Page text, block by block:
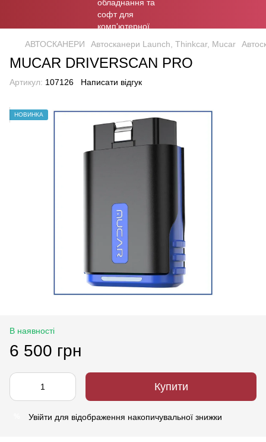
АВТОСКАНЕРИ Автосканери Launch, Thinkcar, Mucar
MUCAR DRIVERSCAN PRO
Артикул: 107126 Написати відгук
НОВИНКА
В наявності
6 500 грн
Купити
Увійти для відображення накопичувальної знижки